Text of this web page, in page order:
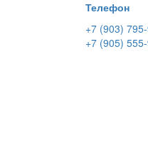
Телефон
+7 (903)
+7 (905)